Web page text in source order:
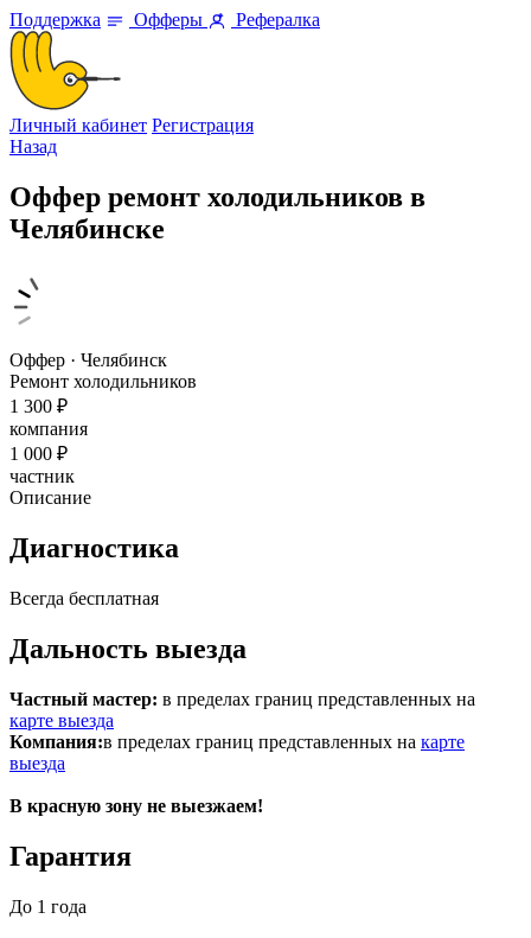
Поддержка Офферы Рефералка
Личный кабинет Регистрация
Назад
Оффер ремонт холодильников в
Челябинскe
Оффер · Челябинск
Ремонт холодильников
1 300 ₽
компания
1 000 ₽
частник
Описание
Диагностика
Всегда бесплатная
Дальность выезда
Частный мастер: в пределах границ представленных на
карте выезда
Компания:в пределах границ представленных на карте
выезда
В красную зону не выезжаем!
Гарантия
До 1 года